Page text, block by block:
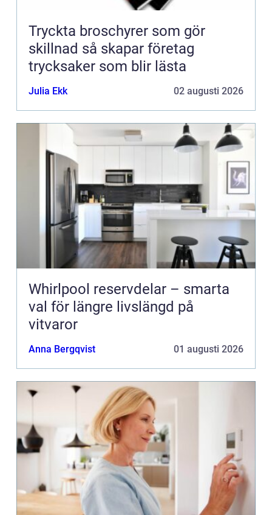
Tryckta broschyrer som gör
skillnad så skapar företag
trycksaker som blir lästa
Julia Ekk 02 augusti 2026
Whirlpool reservdelar – smarta
val för längre livslängd på
vitvaror
Anna Bergqvist 01 augusti 2026